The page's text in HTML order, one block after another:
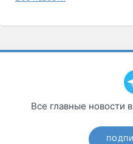
Все главные новости